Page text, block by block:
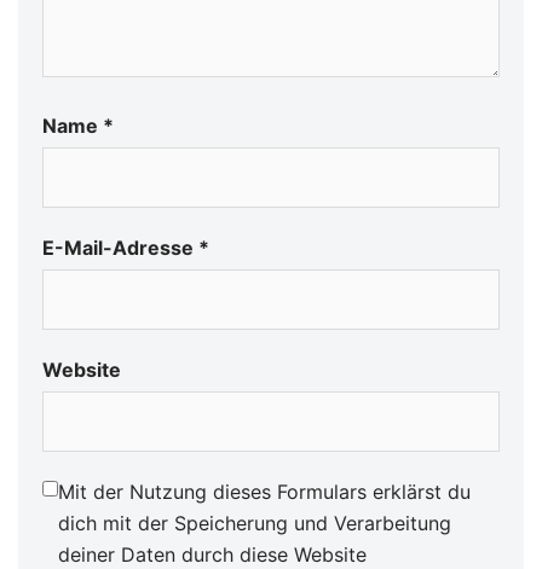
Name *
E-Mail-Adresse *
Website
Mit der Nutzung dieses Formulars erklärst du
dich mit der Speicherung und Verarbeitung
deiner Daten durch diese Website